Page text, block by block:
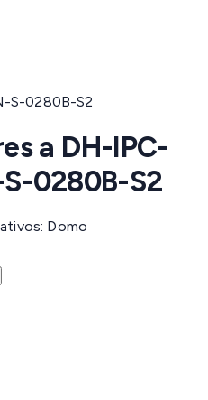
S-0280B-S2
a DH-IPC-
0280B-S2
Domo